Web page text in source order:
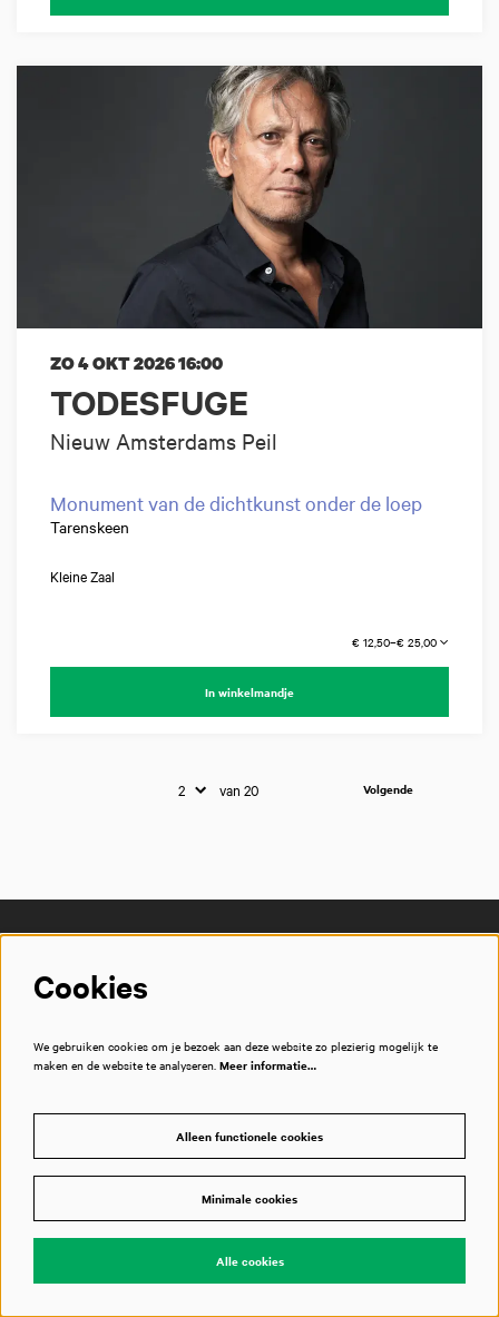
TODESFUGE
Nieuw Amsterdams Peil
ZO 4 OKT 202616:00
Monument van de dichtkunst onder de loep
Tarenskeen
Kleine Zaal
€ 12,50–€ 25,00
In winkelmandje
van 20 Volgende
Kassa
T020 788 2000
openingstijden
Bezoekadres
Cookies
We gebruiken cookies om je bezoek aan deze website zo plezierig mogelijk te
maken en de website te analyseren. Meer informatie…
Alleen functionele cookies
Minimale cookies
Alle cookies